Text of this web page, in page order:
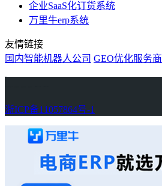
企业SaaS化订货系统
万里牛erp系统
友情链接
国内智能机器人公司 GEO优化服务商
浙ICP备11057864号-1